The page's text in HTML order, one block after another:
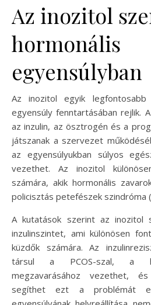
Az inozitol
hormonális
egyensúlyban
Az inozitol egyik
egyensúly fenntartásában rejlik.
az inzulin, az ösztrogén és a
játszanak a szervezet
az egyensúlyukban súlyos
vezethet. Az inozitol
számára, akik hormonális
policisztás petefészek szindróma
A kutatások szerint az inozitol
inzulinszintet, ami különösen
küzdők számára. Az
társul a PCOS-szal, a
megzavarásához vezethet,
segíthet ezt a problémát